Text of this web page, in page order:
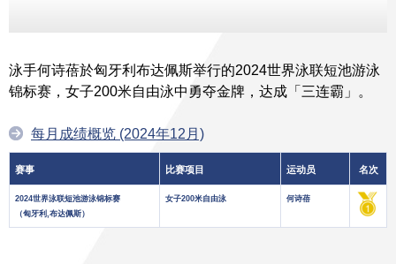
泳手何诗蓓於匈牙利布达佩斯举行的2024世界泳联短池游泳
锦标赛，女子200米自由泳中勇夺金牌，达成「三连霸」。
每月成绩概览 (2024年12月)
赛事 比赛项目 运动员 名次
2024世界泳联短池游泳锦标赛
（匈牙利,布达佩斯）
女子200米自由泳 何诗蓓